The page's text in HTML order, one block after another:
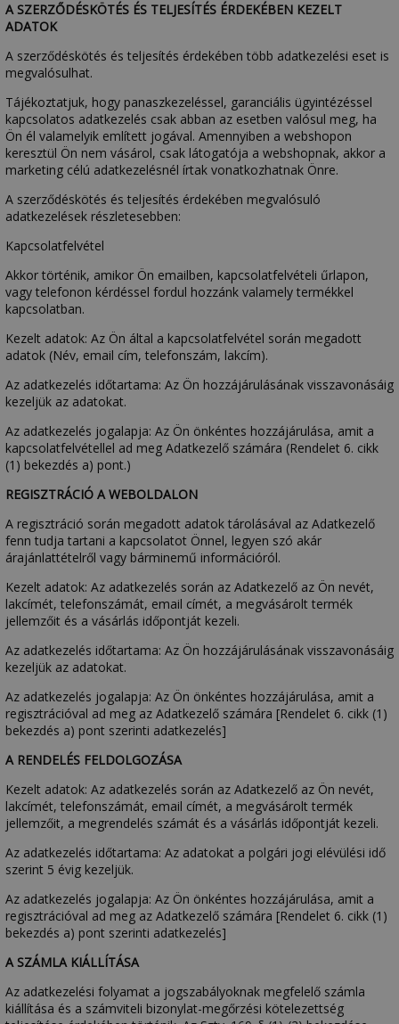
A SZERZŐDÉSKÖTÉS ÉS TELJESÍTÉS ÉRDEKÉBEN KEZELT
ADATOK
A szerződéskötés és teljesítés érdekében több adatkezelési eset is
megvalósulhat.
Tájékoztatjuk, hogy panaszkezeléssel, garanciális ügyintézéssel
kapcsolatos adatkezelés csak abban az esetben valósul meg, ha
Ön él valamelyik említett jogával. Amennyiben a webshopon
keresztül Ön nem vásárol, csak látogatója a webshopnak, akkor a
marketing célú adatkezelésnél írtak vonatkozhatnak Önre.
A szerződéskötés és teljesítés érdekében megvalósuló
adatkezelések részletesebben:
Kapcsolatfelvétel
Akkor történik, amikor Ön emailben, kapcsolatfelvételi űrlapon,
vagy telefonon kérdéssel fordul hozzánk valamely termékkel
kapcsolatban.
Kezelt adatok: Az Ön által a kapcsolatfelvétel során megadott
adatok (Név, email cím, telefonszám, lakcím).
Az adatkezelés időtartama: Az Ön hozzájárulásának visszavonásáig
kezeljük az adatokat.
Az adatkezelés jogalapja: Az Ön önkéntes hozzájárulása, amit a
kapcsolatfelvétellel ad meg Adatkezelő számára (Rendelet 6. cikk
(1) bekezdés a) pont.)
REGISZTRÁCIÓ A WEBOLDALON
A regisztráció során megadott adatok tárolásával az Adatkezelő
fenn tudja tartani a kapcsolatot Önnel, legyen szó akár
árajánlattételről vagy bárminemű információról.
Kezelt adatok: Az adatkezelés során az Adatkezelő az Ön nevét,
lakcímét, telefonszámát, email címét, a megvásárolt termék
jellemzőit és a vásárlás időpontját kezeli.
Az adatkezelés időtartama: Az Ön hozzájárulásának visszavonásáig
kezeljük az adatokat.
Az adatkezelés jogalapja: Az Ön önkéntes hozzájárulása, amit a
regisztrációval ad meg az Adatkezelő számára [Rendelet 6. cikk (1)
bekezdés a) pont szerinti adatkezelés]
A RENDELÉS FELDOLGOZÁSA
Kezelt adatok: Az adatkezelés során az Adatkezelő az Ön nevét,
lakcímét, telefonszámát, email címét, a megvásárolt termék
jellemzőit, a megrendelés számát és a vásárlás időpontját kezeli.
Az adatkezelés időtartama: Az adatokat a polgári jogi elévülési idő
szerint 5 évig kezeljük.
Az adatkezelés jogalapja: Az Ön önkéntes hozzájárulása, amit a
regisztrációval ad meg az Adatkezelő számára [Rendelet 6. cikk (1)
bekezdés a) pont szerinti adatkezelés]
A SZÁMLA KIÁLLÍTÁSA
Az adatkezelési folyamat a jogszabályoknak megfelelő számla
kiállítása és a számviteli bizonylat-megőrzési kötelezettség